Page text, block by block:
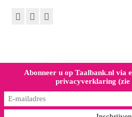
Abonneer u op Taalbank.nl via
privacyverklaring (zie
doneer dan